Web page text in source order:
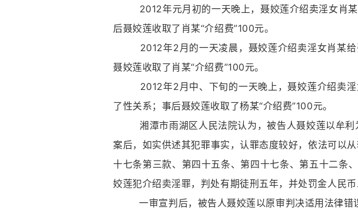
2012年元月初的一天晚上，聂姣莲介绍卖淫女肖某
后聂姣莲收取了肖某“介绍费”100元。
2012年2月的一天凌晨，聂姣莲介绍卖淫女肖某给
聂姣莲收取了肖某“介绍费”100元。
2012年2月中、下旬的一天晚上，聂姣莲介绍卖淫
了性关系；事后聂姣莲收取了杨某“介绍费”100元。
湘潭市雨湖区人民法院认为，被告人聂姣莲以牟利
案后，如实供述其犯罪事实，认罪态度较好，依法可以
十七条第三款、第四十五条、第四十七条、第五十二条
姣莲犯介绍卖淫罪，判处有期徒刑五年，并处罚金人民币
一审宣判后，被告人聂姣莲以原审判决适用法律错误